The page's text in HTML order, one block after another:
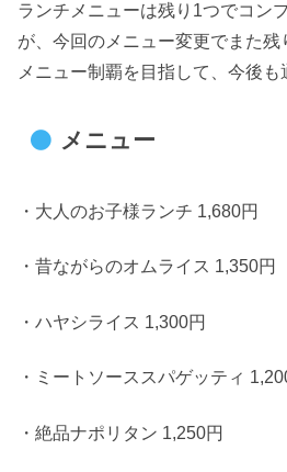
ランチメニューは残り1つでコン
が、今回のメニュー変更でまた
メニュー制覇を目指して、今後も
メニュー
・大人のお子様ランチ 1,680円
・昔ながらのオムライス 1,350円
・ハヤシライス 1,300円
・ミートソーススパゲッティ
・絶品ナポリタン 1,250円